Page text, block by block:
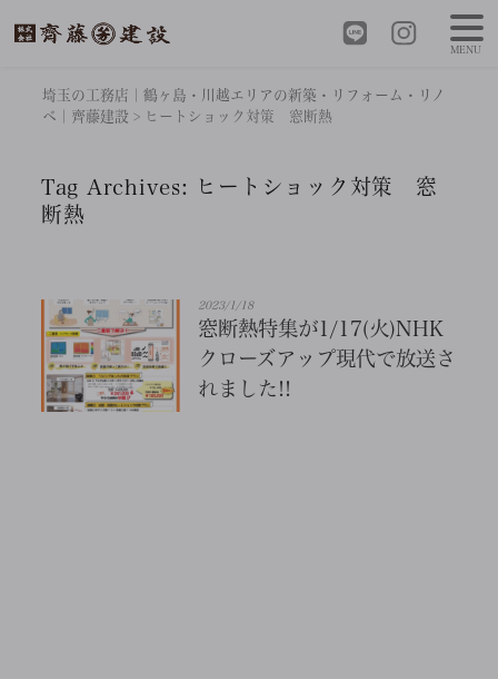
埼玉の工務店｜鶴ヶ島・川越エリアの新築・リフォーム・リノ
ベ｜齊藤建設 > ヒートショック対策 窓断熱
Tag Archives:
ヒートショック対策 窓
断熱
2023/1/18
窓断熱特集が1/17(火)NHK
クローズアップ現代で放送さ
れました!!
MENU